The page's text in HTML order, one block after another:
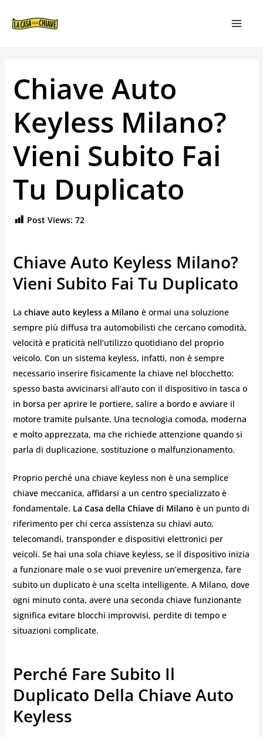
Chiave Auto
Keyless Milano?
Vieni Subito Fai
Tu Duplicato
Post Views: 72
Chiave Auto Keyless Milano?
Vieni Subito Fai Tu Duplicato
La chiave auto keyless a Milano è ormai una soluzione
sempre più diffusa tra automobilisti che cercano comodità,
velocità e praticità nell’utilizzo quotidiano del proprio
veicolo. Con un sistema keyless, infatti, non è sempre
necessario inserire fisicamente la chiave nel blocchetto:
spesso basta avvicinarsi all’auto con il dispositivo in tasca o
in borsa per aprire le portiere, salire a bordo e avviare il
motore tramite pulsante. Una tecnologia comoda, moderna
e molto apprezzata, ma che richiede attenzione quando si
parla di duplicazione, sostituzione o malfunzionamento.
Proprio perché una chiave keyless non è una semplice
chiave meccanica, affidarsi a un centro specializzato è
fondamentale. La Casa della Chiave di Milano è un punto di
riferimento per chi cerca assistenza su chiavi auto,
telecomandi, transponder e dispositivi elettronici per
veicoli. Se hai una sola chiave keyless, se il dispositivo inizia
a funzionare male o se vuoi prevenire un’emergenza, fare
subito un duplicato è una scelta intelligente. A Milano, dove
ogni minuto conta, avere una seconda chiave funzionante
significa evitare blocchi improvvisi, perdite di tempo e
situazioni complicate.
Perché Fare Subito Il
Duplicato Della Chiave Auto
Keyless
ARTICOLI